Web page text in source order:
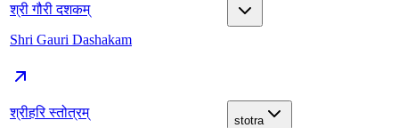
श्री गौरी दशकम्
Shri Gauri Dashakam
श्रीहरि स्तोत्रम्
stotra